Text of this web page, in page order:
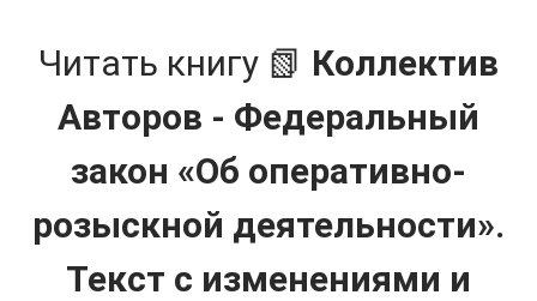
Читать книгу 📗 Коллектив
Авторов - Федеральный
закон «Об оперативно-
розыскной деятельности».
Текст с изменениями и